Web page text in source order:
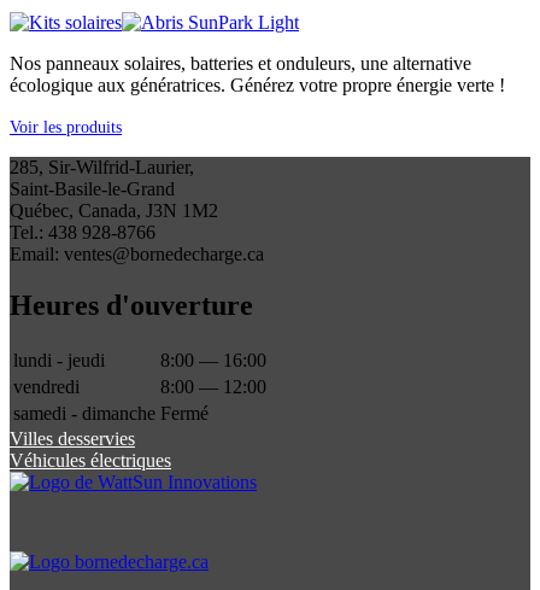
Nos panneaux solaires, batteries et onduleurs, une alternative
écologique aux génératrices. Générez votre propre énergie verte !
Voir les produits
285, Sir-Wilfrid-Laurier,
Saint-Basile-le-Grand
Québec, Canada, J3N 1M2
Tel.: 438 928-8766
Email: ventes@bornedecharge.ca
Heures d'ouverture
lundi - jeudi
8:00 — 16:00
vendredi
8:00 — 12:00
samedi - dimanche Fermé
Villes desservies
Véhicules électriques